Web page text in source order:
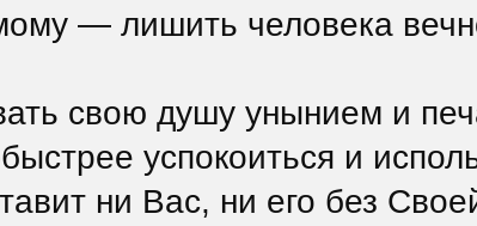
— лишить человека
свою душу унынием и
успокоиться и
ни Вас, ни его без